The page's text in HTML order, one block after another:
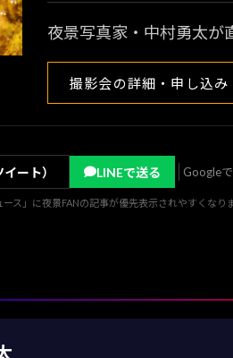
夜景写真家・中村勇太が
撮影会の詳細・申し込み
ート） LINEで送る Google
ス」に夜景FANの記事が優先表示されやすくなりま